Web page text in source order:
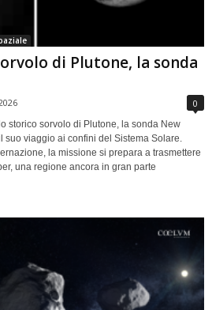
di Plutone, la sonda
0
storico sorvolo di Plutone, la sonda New
suo viaggio ai confini del Sistema Solare.
la missione si prepara a trasmettere
una regione ancora in gran parte